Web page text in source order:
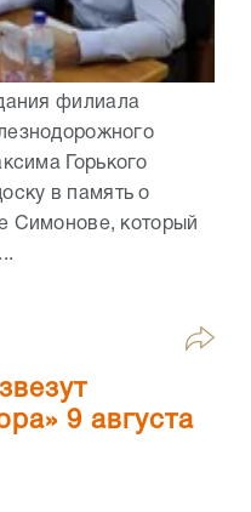
филиала
Горького
в память о
Симонове, который
9 августа